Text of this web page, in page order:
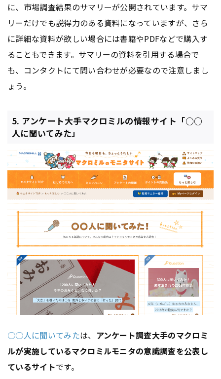
に、市場調査結果のサマリーが公開されています。サマ
リーだけでも説得力のある資料になっていますが、さら
に詳細な資料が欲しい場合には書籍やPDFなどで購入す
ることもできます。サマリーの資料を引用する場合で
も、コンタクトにて問い合わせが必要なので注意しまし
ょう。
5. アンケート大手マクロミルの情報サイト「○○
人に聞いてみた」
○○人に聞いてみたは、 アンケート調査大手のマクロミ
ルが実施しているマクロミルモニタの意識調査を公表し
ているサイトです。